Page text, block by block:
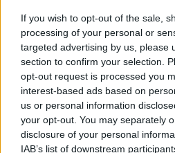
If you wish to opt-out of the sale,
processing of your personal or
targeted advertising by us, please
section to confirm your selection.
opt-out request is processed you
interest-based ads based on
us or personal information
your opt-out. You may separately
disclosure of your personal
IAB’s list of downstream
μην υπάρξουν άλλες
Ελλάδα.